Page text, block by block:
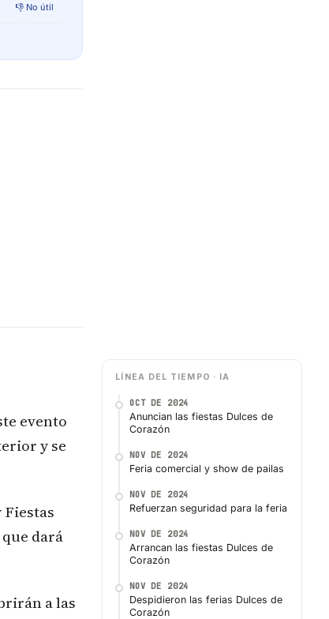
👎 No útil
evento
y se
dará
a las
LÍNEA DEL TIEMPO · IA
OCT DE 2024
Anuncian las fiestas Dulces de
Corazón
NOV DE 2024
Feria comercial y show de pailas
NOV DE 2024
Refuerzan seguridad para la feria
NOV DE 2024
Arrancan las fiestas Dulces de
Corazón
NOV DE 2024
Despidieron las ferias Dulces de
Corazón